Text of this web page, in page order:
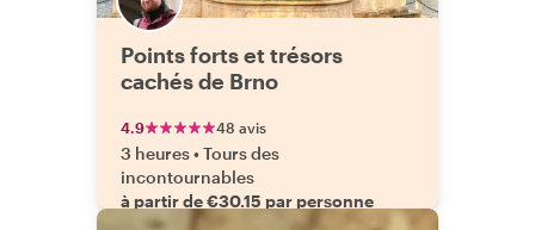
Points forts et trésors
cachés de Brno
4.9 48 avis
3 heures•Tours des
incontournables
à partir de €30.15 par personne